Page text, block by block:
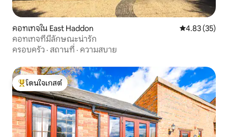
คอทเทจใน East Haddon คะแนนเฉลี่ย
4.83 (35)
คอทเทจที่มีลักษณะน่ารัก
ครอบครัว · สถานที่ · ความสบาย
โดนใจเกสต์ที่สุด
โดนใจเกสต์